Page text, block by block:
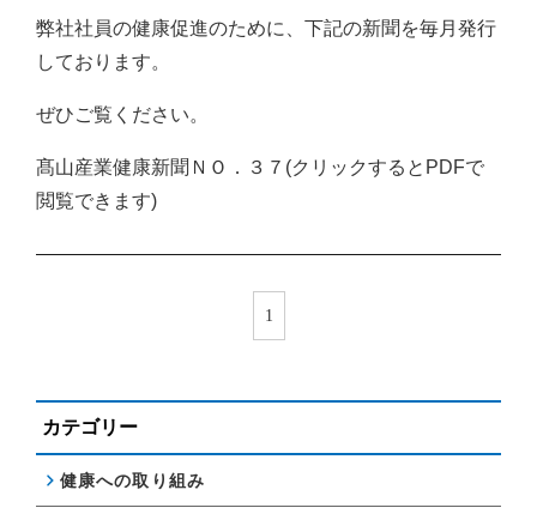
弊社社員の健康促進のために、下記の新聞を毎月発行
しております。
ぜひご覧ください。
髙山産業健康新聞ＮＯ．３７(クリックするとPDFで
閲覧できます)
1
カテゴリー
健康への取り組み